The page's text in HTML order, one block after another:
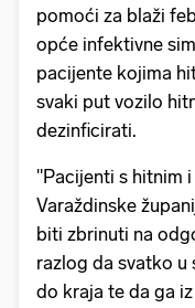
pomoći za blaži
opće infektivne
pacijente kojima
svaki put vozilo
dezinficirati.
"Pacijenti s hitnim
Varaždinske
biti zbrinuti na
razlog da svatko u
do kraja te da ga